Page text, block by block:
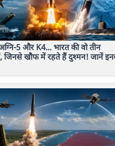
अग्नि-5 और K4... भारत की वो तीन
जिनसे खौफ में रहते हैं दुश्मन! जानें